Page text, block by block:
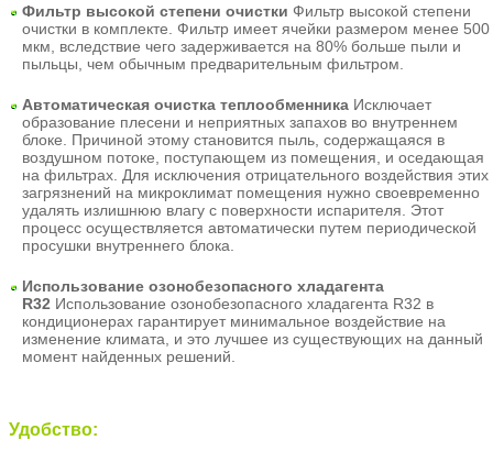
Фильтр высокой степени очистки Фильтр высокой степени
очистки в комплекте. Фильтр имеет ячейки размером менее 500
мкм, вследствие чего задерживается на 80% больше пыли и
пыльцы, чем обычным предварительным фильтром.
Автоматическая очистка теплообменника Исключает
образование плесени и неприятных запахов во внутреннем
блоке. Причиной этому становится пыль, содержащаяся в
воздушном потоке, поступающем из помещения, и оседающая
на фильтрах. Для исключения отрицательного воздействия этих
загрязнений на микроклимат помещения нужно своевременно
удалять излишнюю влагу с поверхности испарителя. Этот
процесс осуществляется автоматически путем периодической
просушки внутреннего блока.
Использование озонобезопасного хладагента
R32 Использование озонобезопасного хладагента R32 в
кондиционерах гарантирует минимальное воздействие на
изменение климата, и это лучшее из существующих на данный
момент найденных решений.
Удобство: